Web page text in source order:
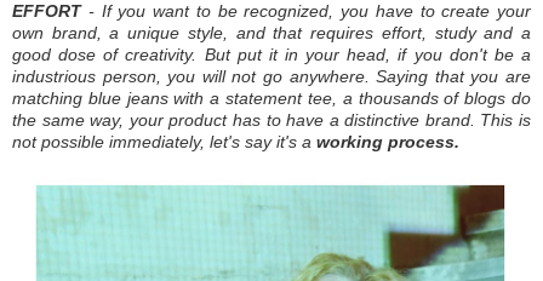
EFFORT - If you want to be recognized, you have to create your
own brand, a unique style, and that requires effort, study and a
good dose of creativity. But put it in your head, if you don't be a
industrious person , you will not go anywhere.Saying that you are
matching blue jeans with a statement tee, a thousands of blogs do
the same way, your product has to have a distinctive brand. This is
not possible immediately, let's say it's a working process.